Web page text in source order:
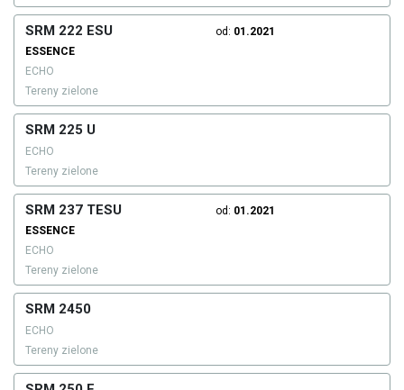
SRM 222 ESU od: 01.2021
ESSENCE
ECHO
Tereny zielone
SRM 225 U
ECHO
Tereny zielone
SRM 237 TESU od: 01.2021
ESSENCE
ECHO
Tereny zielone
SRM 2450
ECHO
Tereny zielone